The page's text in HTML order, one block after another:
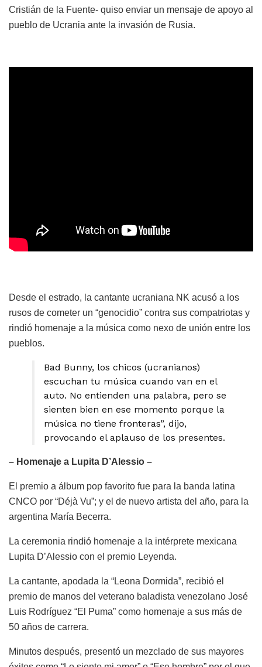
Cristián de la Fuente- quiso enviar un mensaje de apoyo al
pueblo de Ucrania ante la invasión de Rusia.
Desde el estrado, la cantante ucraniana NK acusó a los
rusos de cometer un “genocidio” contra sus compatriotas y
rindió homenaje a la música como nexo de unión entre los
pueblos.
Bad Bunny, los chicos (ucranianos)
escuchan tu música cuando van en el
auto. No entienden una palabra, pero se
sienten bien en ese momento porque la
música no tiene fronteras”, dijo,
provocando el aplauso de los presentes.
– Homenaje a Lupita D’Alessio –
El premio a álbum pop favorito fue para la banda latina
CNCO por “Déjà Vu”; y el de nuevo artista del año, para la
argentina María Becerra.
La ceremonia rindió homenaje a la intérprete mexicana
Lupita D’Alessio con el premio Leyenda.
La cantante, apodada la “Leona Dormida”, recibió el
premio de manos del veterano baladista venezolano José
Luis Rodríguez “El Puma” como homenaje a sus más de
50 años de carrera.
Minutos después, presentó un mezclado de sus mayores